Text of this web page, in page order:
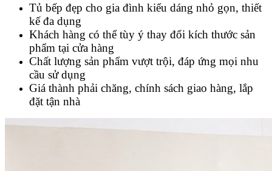
Tủ bếp đẹp cho gia đình kiểu dáng nhỏ gọn, thiết
kế đa dụng
Khách hàng có thể tùy ý thay đổi kích thước sản
phẩm tại cửa hàng
Chất lượng sản phẩm vượt trội, đáp ứng mọi nhu
cầu sử dụng
Giá thành phải chăng, chính sách giao hàng, lắp
đặt tận nhà